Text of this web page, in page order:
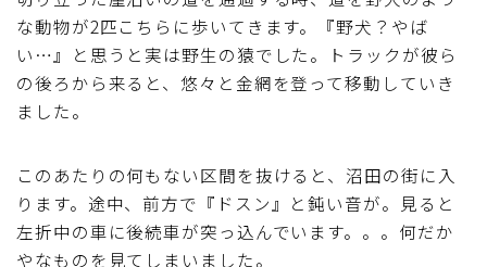
な動物が2匹こちらに歩いてきます。『野犬？やば
い…』と思うと実は野生の猿でした。トラックが彼ら
の後ろから来ると、悠々と金網を登って移動していき
ました。
このあたりの何もない区間を抜けると、沼田の街に入
ります。途中、前方で『ドスン』と鈍い音が。見ると
左折中の車に後続車が突っ込んでいます。。。何だか
やなものを見てしまいました。